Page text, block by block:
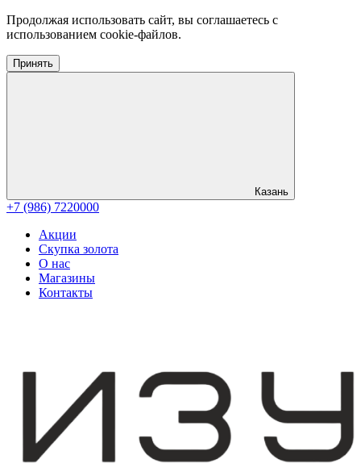
Продолжая использовать сайт, вы соглашаетесь с
использованием cookie-файлов.
Принять
Казань
+7 (986) 7220000
Акции
Скупка золота
О нас
Магазины
Контакты